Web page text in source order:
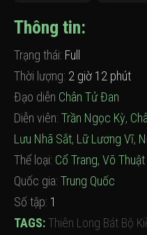
Thông tin:
Trạng thái: Full
Thời lượng: 2 giờ 12 phút
Đạo diễn Chân Tử Đan
Diễn viên: Trần Ngọc Kỳ,
Lưu Nhã Sắt, Lữ Lương Vĩ,
Thể loại: Cổ Trang, Võ Thuật
Quốc gia: Trung Quốc
Số tập: 1
TAGS:Thiên Long Bát Bộ